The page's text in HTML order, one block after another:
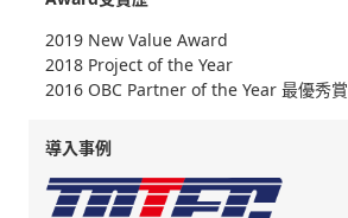
2019 New Value Award
2018 Project of the Year
2016 OBC Partner of the Year 最優秀賞
導入事例